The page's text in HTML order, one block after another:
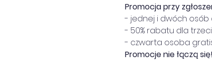
Promocja przy
- jednej i dwóch osób
- 50% rabatu dla
- czwarta osoba
Promocje nie łączą się!